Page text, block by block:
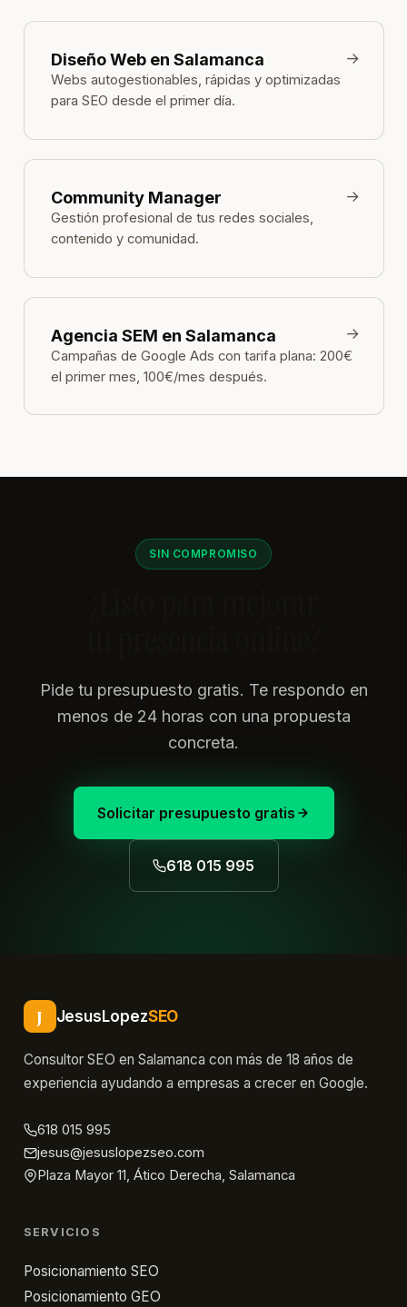
Diseño Web en Salamanca
Webs autogestionables, rápidas y optimizadas
para SEO desde el primer día.
→
Community Manager
Gestión profesional de tus redes sociales,
contenido y comunidad.
→
Agencia SEM en Salamanca
Campañas de Google Ads con tarifa plana: 200€
el primer mes, 100€/mes después.
→
SIN COMPROMISO
Pide tu presupuesto gratis. Te respondo en
menos de 24 horas con una propuesta
concreta.
Solicitar presupuesto gratis
618 015 995
J JesusLopezSEO
Consultor SEO en Salamanca con más de 18 años de
experiencia ayudando a empresas a crecer en Google.
618 015 995
jesus@jesuslopezseo.com
Plaza Mayor 11, Ático Derecha, Salamanca
SERVICIOS
Posicionamiento SEO
Posicionamiento GEO